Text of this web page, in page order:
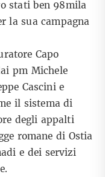
stati ben 98mila
la sua campagna
Capo
pm Michele
Cascini e
il sistema di
degli appalti
romane di Ostia
e dei servizi